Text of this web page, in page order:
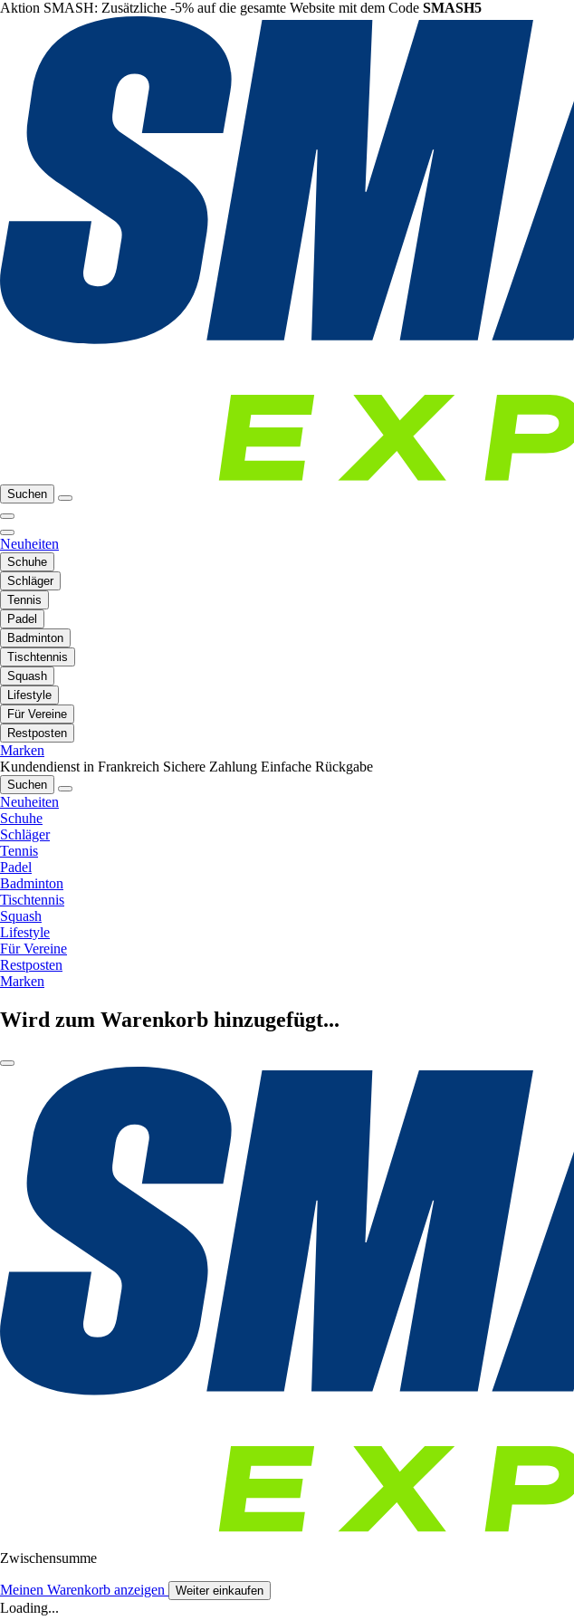
Aktion SMASH: Zusätzliche -5% auf die gesamte Website mit dem Code SMASH5
Suchen
Neuheiten
Schuhe
Schläger
Tennis
Padel
Badminton
Tischtennis
Squash
Lifestyle
Für Vereine
Restposten
Marken
Kundendienst in Frankreich Sichere Zahlung Einfache Rückgabe
Suchen
Neuheiten
Schuhe
Schläger
Tennis
Padel
Badminton
Tischtennis
Squash
Lifestyle
Für Vereine
Restposten
Marken
Wird zum Warenkorb hinzugefügt...
Zwischensumme
Meinen Warenkorb anzeigen Weiter einkaufen
Loading...